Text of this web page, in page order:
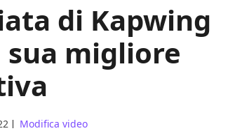
di Kapwing
sua migliore
Modifica video